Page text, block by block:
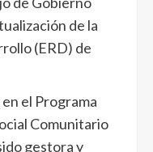
de la
(ERD) de
el Programa
Comunitario
gestora y